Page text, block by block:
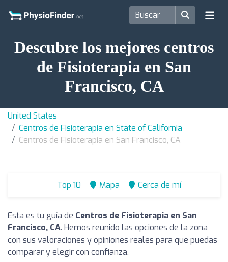
Descubre los mejores centros
de Fisioterapia en San
Francisco, CA
United States
Centros de Fisioterapia en State of California
Centros de Fisioterapia en San Francisco, CA
Top 10 Mapa Cerca de mí
Esta es tu guía de Centros de Fisioterapia en San
Francisco, CA. Hemos reunido las opciones de la zona
con sus valoraciones y opiniones reales para que puedas
comparar y elegir con confianza.